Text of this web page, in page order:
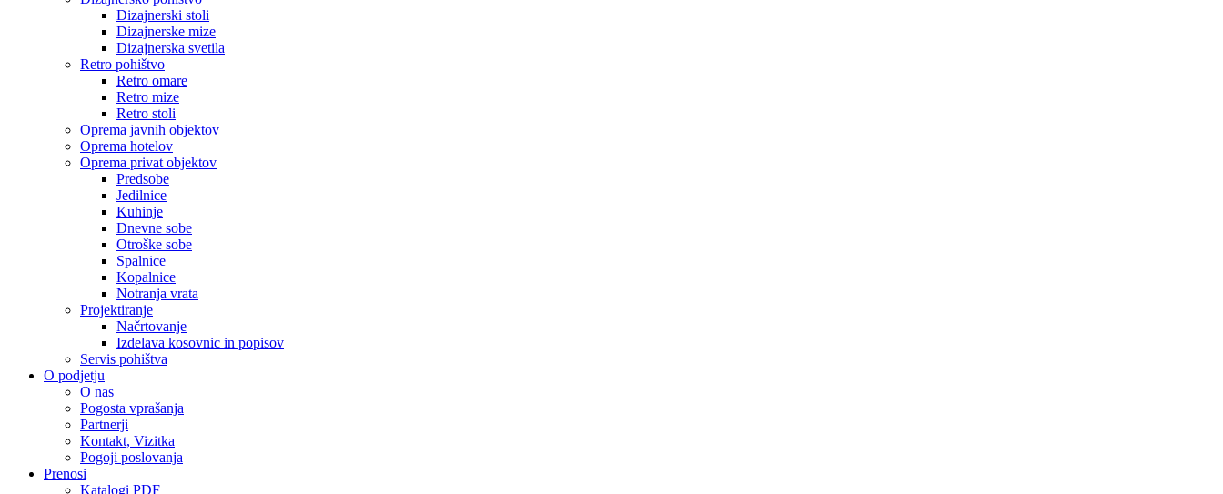
Dizajnerski stoli
Dizajnerske mize
Dizajnerska svetila
Retro pohištvo
Retro omare
Retro mize
Retro stoli
Oprema javnih objektov
Oprema hotelov
Oprema privat objektov
Predsobe
Jedilnice
Kuhinje
Dnevne sobe
Otroške sobe
Spalnice
Kopalnice
Notranja vrata
Projektiranje
Načrtovanje
Izdelava kosovnic in popisov
Servis pohištva
O podjetju
O nas
Pogosta vprašanja
Partnerji
Kontakt, Vizitka
Pogoji poslovanja
Prenosi
Katalogi PDF